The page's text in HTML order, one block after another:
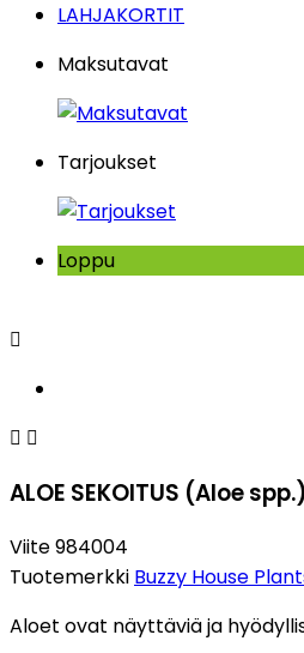
LAHJAKORTIT
Maksutavat
Tarjoukset
Loppu

 
ALOE SEKOITUS (Aloe spp.)
Viite984004
Tuotemerkki Buzzy House
Aloet ovat näyttäviä ja